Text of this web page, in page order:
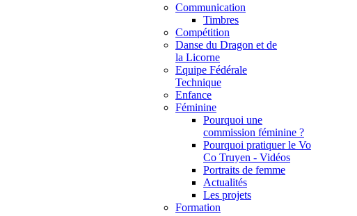
Communication
Timbres
Compétition
Danse du Dragon et de
la Licorne
Equipe Fédérale
Technique
Enfance
Féminine
Pourquoi une
commission féminine ?
Pourquoi pratiquer le Vo
Co Truyen - Vidéos
Portraits de femme
Actualités
Les projets
Formation